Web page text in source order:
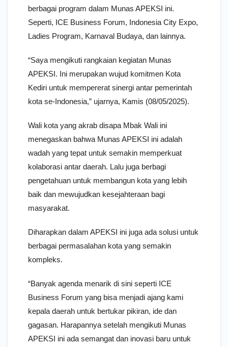
berbagai program dalam Munas APEKSI ini.
Seperti, ICE Business Forum, Indonesia City Expo,
Ladies Program, Karnaval Budaya, dan lainnya.
“Saya mengikuti rangkaian kegiatan Munas
APEKSI. Ini merupakan wujud komitmen Kota
Kediri untuk mempererat sinergi antar pemerintah
kota se-Indonesia,” ujarnya, Kamis (08/05/2025).
Wali kota yang akrab disapa Mbak Wali ini
menegaskan bahwa Munas APEKSI ini adalah
wadah yang tepat untuk semakin memperkuat
kolaborasi antar daerah. Lalu juga berbagi
pengetahuan untuk membangun kota yang lebih
baik dan mewujudkan kesejahteraan bagi
masyarakat.
Diharapkan dalam APEKSI ini juga ada solusi untuk
berbagai permasalahan kota yang semakin
kompleks.
“Banyak agenda menarik di sini seperti ICE
Business Forum yang bisa menjadi ajang kami
kepala daerah untuk bertukar pikiran, ide dan
gagasan. Harapannya setelah mengikuti Munas
APEKSI ini ada semangat dan inovasi baru untuk